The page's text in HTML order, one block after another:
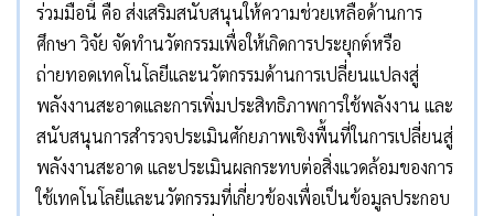
ร่วมมือนี้ คือ ส่งเสริมสนับสนุนให้ความช่วยเหลือด้านการ
ศึกษา วิจัย จัดทำนวัตกรรมเพื่อให้เกิดการประยุกต์หรือ
ถ่ายทอดเทคโนโลยีและนวัตกรรมด้านการเปลี่ยนแปลงสู่
พลังงานสะอาดและการเพิ่มประสิทธิภาพการใช้พลังงาน และ
สนับสนุนการสำรวจประเมินศักยภาพเชิงพื้นที่ในการเปลี่ยนสู่
พลังงานสะอาด และประเมินผลกระทบต่อสิ่งแวดล้อมของการ
ใช้เทคโนโลยีและนวัตกรรมที่เกี่ยวข้องเพื่อเป็นข้อมูลประกอบ